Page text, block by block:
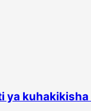
ya